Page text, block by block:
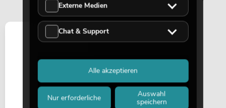
Externe Medien
Chat & Support
Nur erforderliche
Auswahl
speichern
Alle akzeptieren